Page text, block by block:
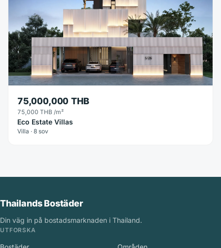
75,000,000 THB
75,000 THB /m²
Eco Estate Villas
Villa · 8 sov
Thailands Bostäder
Din väg in på bostadsmarknaden i Thailand.
UTFORSKA